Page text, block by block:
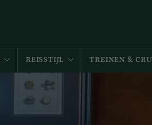
REISSTIJL TREINEN &